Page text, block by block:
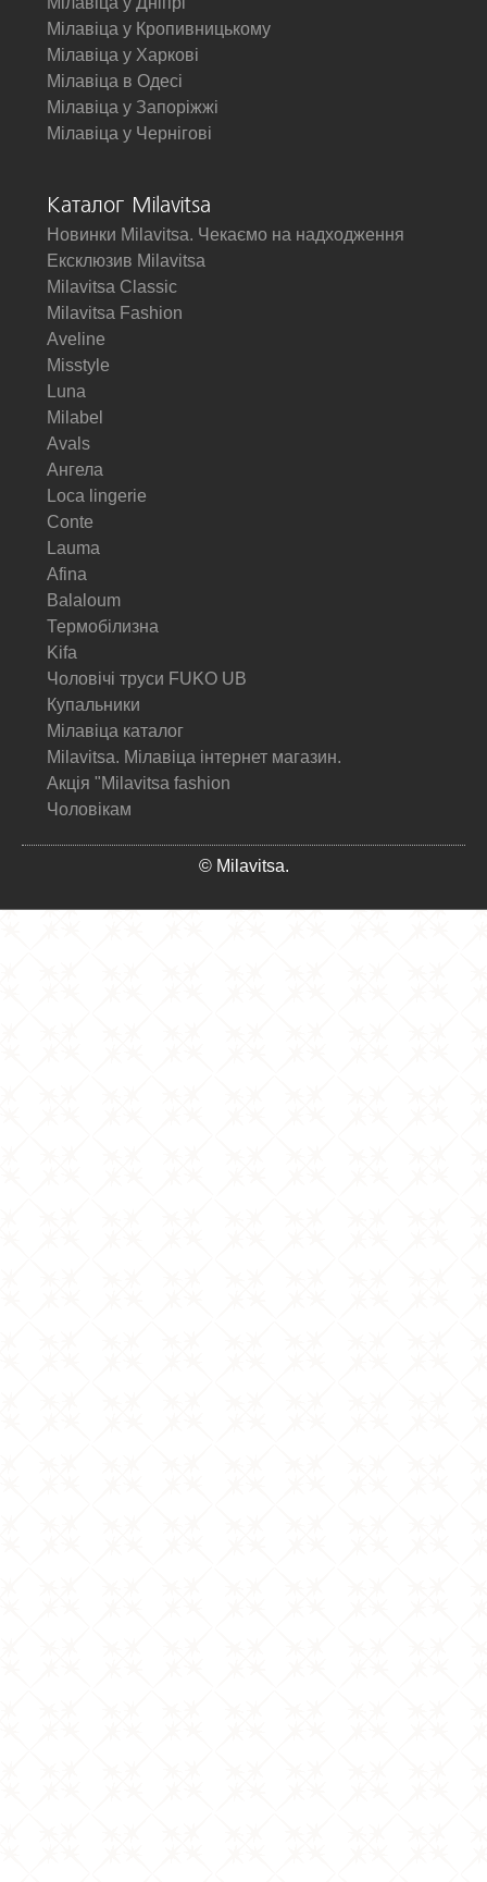
Мілавіца у Кропивницькому
Мілавіца у Харкові
Мілавіца в Одесі
Мілавіца у Запоріжжі
Мілавіца у Чернігові
Каталог Milavitsa
Новинки Milavitsa. Чекаємо на надходження
Ексклюзив Milavitsa
Milavitsa Classic
Milavitsa Fashion
Aveline
Misstyle
Luna
Milabel
Avals
Ангела
Loca lingerie
Conte
Lauma
Afina
Balaloum
Термобілизна
Kifa
Чоловічі труси FUKO UB
Купальники
Мілавіца каталог
Milavitsa. Мілавіца інтернет магазин.
Акція "Milavitsa fashion
Чоловікам
© Milavitsa.